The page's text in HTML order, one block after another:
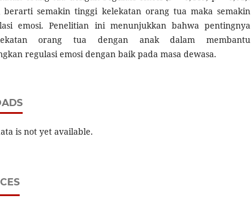
berarti semakin tinggi kelekatan orang tua maka semakin
emosi. Penelitian ini menunjukkan bahwa pentingnya
orang tua dengan anak dalam membantu
regulasi emosi dengan baik pada masa dewasa.
is not yet available.